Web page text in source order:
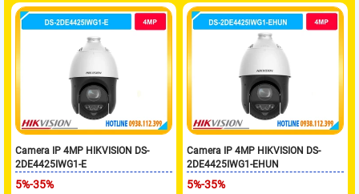
Camera IP 4MP HIKVISION DS-
2DE4425IWG1-E
5%-35%
Camera IP 4MP HIKVISION DS-
2DE4425IWG1-EHUN
5%-35%